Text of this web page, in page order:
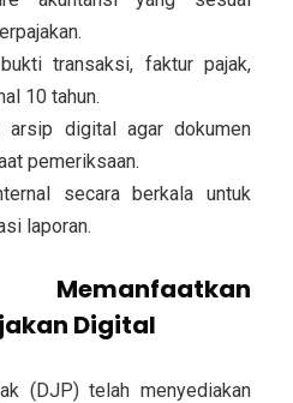
transaksi, faktur pajak,
10 tahun.
arsip digitalagar dokumen
pemeriksaan.
secara berkala untuk
laporan.
Digital
(DJP) telah menyediakan